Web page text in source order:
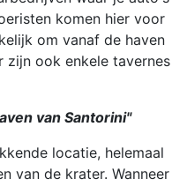
komen hier voor
om vanaf de haven
zijn ook enkele tavernes
van Santorini"
locatie, helemaal
van de krater. Wanneer